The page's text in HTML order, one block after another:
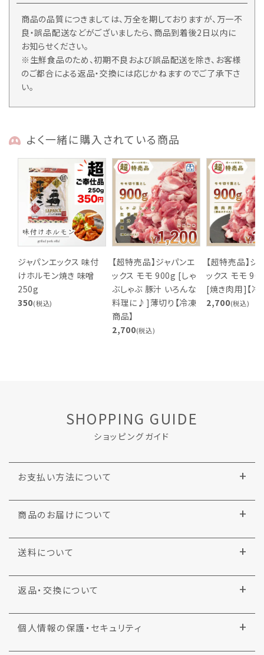
商品の品質につきましては、万全を期しておりますが、万一不
良・誤品配送などがございましたら、商品到着後2日以内に
お知らせください。
※生鮮食品のため、初期不良および誤品配送を除き、お客様
のご都合による返品・交換には応じかねますのでご了承下さ
い。
よく一緒に購入されている商品
ジャパンエックス 味付
けホルモン焼き 味噌
250g
350(税込)
【超特売品】ジャパンエ
ックス モモ 900g [しゃ
ぶしゃぶ 豚汁 いろんな
料理に♪]薄切り【冷凍
商品】
2,700(税込)
【超特売品】ジ
ックス モモ
[焼き肉用]【冷
2,700(税込)
SHOPPING GUIDE
ショッピングガイド
お支払い方法について
商品のお届けについて
送料について
返品・交換について
個人情報の保護・セキュリティ